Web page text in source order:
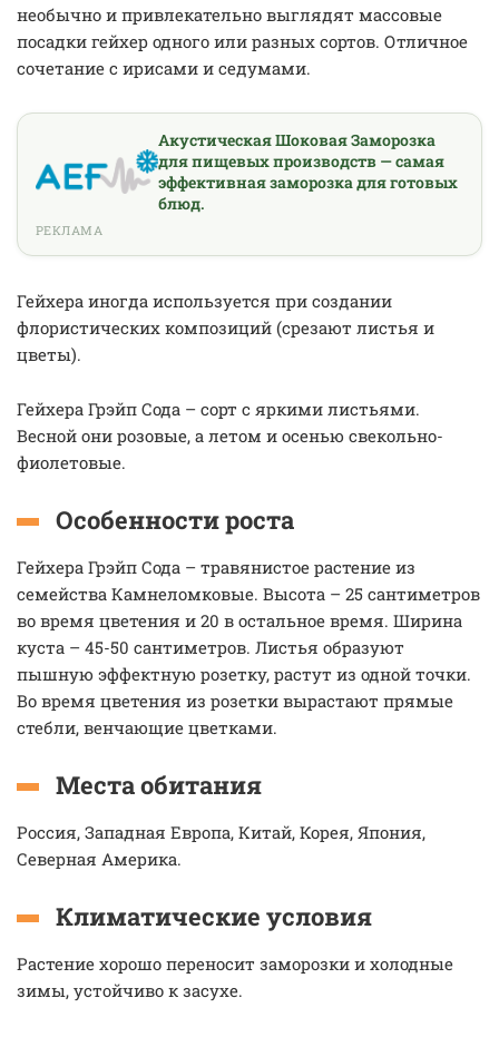
необычно и привлекательно выглядят массовые
посадки гейхер одного или разных сортов. Отличное
сочетание с ирисами и седумами.
Акустическая Шоковая Заморозка
для пищевых производств — самая
эффективная заморозка для готовых
блюд.
РЕКЛАМА
Гейхера иногда используется при создании
флористических композиций (срезают листья и
цветы).
Гейхера Грэйп Сода – сорт с яркими листьями.
Весной они розовые, а летом и осенью свекольно-
фиолетовые.
Особенности роста
Гейхера Грэйп Сода – травянистое растение из
семейства Камнеломковые. Высота – 25 сантиметров
во время цветения и 20 в остальное время. Ширина
куста – 45-50 сантиметров. Листья образуют
пышную эффектную розетку, растут из одной точки.
Во время цветения из розетки вырастают прямые
стебли, венчающие цветками.
Места обитания
Россия, Западная Европа, Китай, Корея, Япония,
Северная Америка.
Климатические условия
Растение хорошо переносит заморозки и холодные
зимы, устойчиво к засухе.